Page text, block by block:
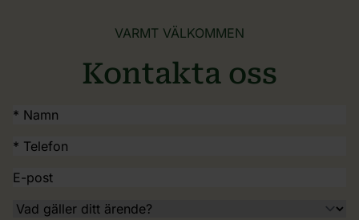
VARMT VÄLKOMMEN
Kontakta oss
*
*
E-
Ärende(Obligatoriskt)